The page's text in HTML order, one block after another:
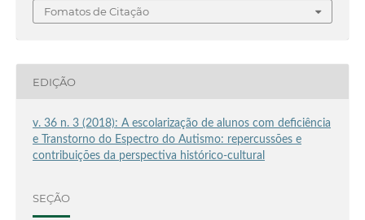
Fomatos de Citação
EDIÇÃO
v. 36 n. 3 (2018): A escolarização de alunos com deficiência
e Transtorno do Espectro do Autismo: repercussões e
contribuições da perspectiva histórico-cultural
SEÇÃO